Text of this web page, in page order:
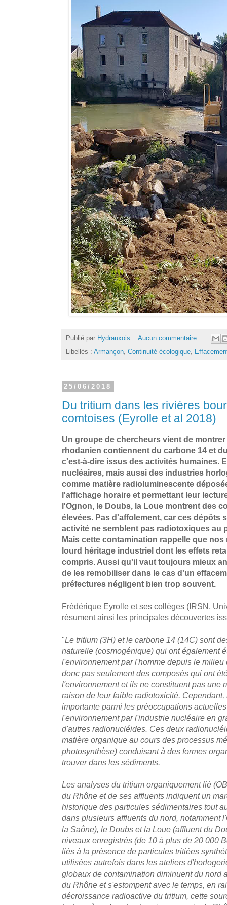
Publié par Hydrauxois
Aucun commentaire:
Libellés : Armançon, Continuité écologique,
25/06/2018
Du tritium dans les rivières
comtoises (Eyrolle et al 2018)
Un groupe de chercheurs vient de
rhodanien contiennent du carbone 14 et
c'est-à-dire issus des activités humaines.
nucléaires, mais aussi des industries
comme matière radioluminescente
l'affichage horaire et permettant leur
l'Ognon, le Doubs, la Loue montrent des
élevées. Pas d'affolement, car ces dépôts
activité ne semblent pas radiotoxiques au
Mais cette contamination rappelle que
lourd héritage industriel dont les effets
compris. Aussi qu'il vaut toujours mieux
de les remobiliser dans le cas d'un
préfectures négligent bien trop souvent.
Frédérique Eyrolle et ses collèges (IRSN,
résument ainsi les principales découvertes
"Le tritium (3H) et le carbone 14 (14C) sont
naturelle (cosmogénique) qui ont également
l'environnement par l'homme depuis le
donc pas seulement des composés qui ont
l'environnement et ils ne constituent pas une
raison de leur faible radiotoxicité.
importante parmi les préoccupations
l'environnement par l'industrie nucléaire en
d'autres radionucléides. Ces deux
matière organique au cours des processus
photosynthèse) conduisant à des formes
trouver dans les sédiments.
Les analyses du tritium organiquement lié
du Rhône et de ses affluents indiquent un
historique des particules sédimentaires tout
dans plusieurs affluents du nord, notamment
la Saône), le Doubs et la Loue (affluent du
niveaux enregistrés (de 10 à plus de 20 000
liés à la présence de particules tritiées
utilisées autrefois dans les ateliers
globaux de contamination diminuent du nord
du Rhône et s'estompent avec le temps, en
décroissance radioactive du tritium, cette